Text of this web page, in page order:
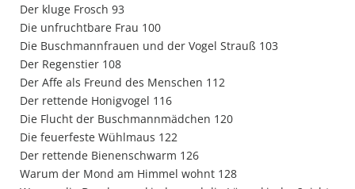
Der kluge Frosch 93
Die unfruchtbare Frau 100
Die Buschmannfrauen und der Vogel Strauß 103
Der Regenstier 108
Der Affe als Freund des Menschen 112
Der rettende Honigvogel 116
Die Flucht der Buschmannmädchen 120
Die feuerfeste Wühlmaus 122
Der rettende Bienenschwarm 126
Warum der Mond am Himmel wohnt 128